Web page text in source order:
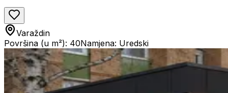
Varaždin
Površina (u m²): 40Namjena: Uredski